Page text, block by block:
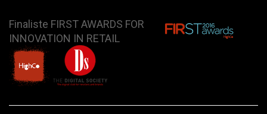
Finaliste FIRST AWARDS FOR
INNOVATION IN RETAIL